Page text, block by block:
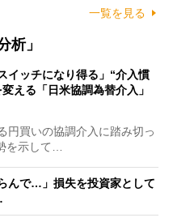
一覧を見る
析」
イッチになり得る」“介入慣
える「日米協調為替介入」
買いの協調介入に踏み切っ
を示して…
んで…」損失を投資家として